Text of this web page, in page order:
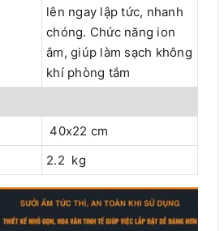
lên ngay lập tức, nhanh
chóng. Chức năng ion
âm, giúp làm sạch không
khí phòng tắm
40x22 cm
2.2 kg